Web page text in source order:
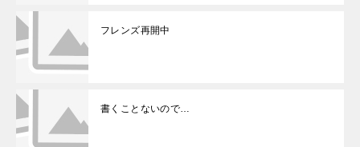
フレンズ再開中
書くことないので…